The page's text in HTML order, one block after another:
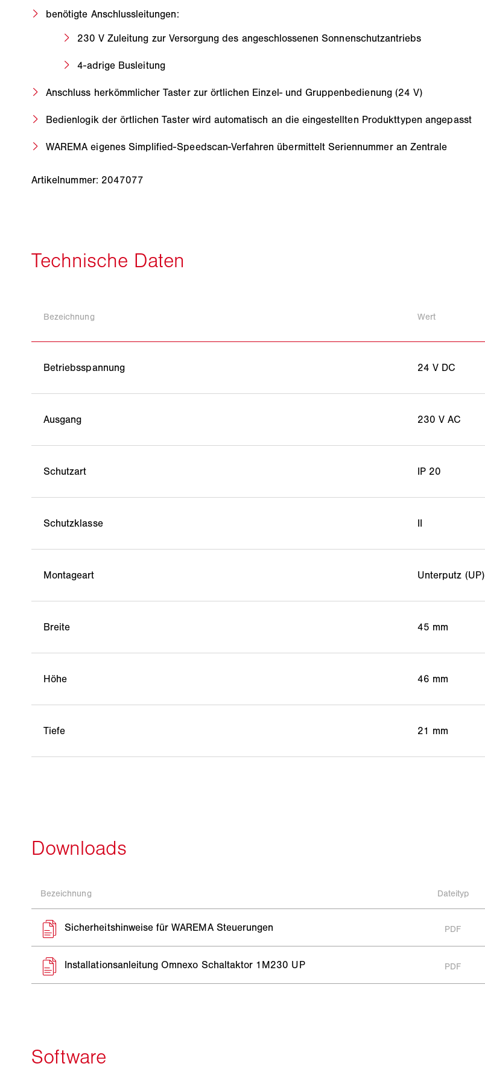
benötigte Anschlussleitungen:
230 V Zuleitung zur Versorgung des angeschlossenen Sonnenschutzantriebs
4-adrige Busleitung
Anschluss herkömmlicher Taster zur örtlichen Einzel- und Gruppenbedienung (24 V)
Bedienlogik der örtlichen Taster wird automatisch an die eingestellten Produkttypen angepasst
WAREMA eigenes Simplified-Speedscan-Verfahren übermittelt Seriennummer an Zentrale
Artikelnummer: 2047077
Bezeichnung Wert
Betriebsspannung 24 V DC
Ausgang 230 V AC
Schutzart IP 20
Schutzklasse II
Montageart Unterputz (UP)
Breite 45 mm
Höhe 46 mm
Tiefe 21 mm